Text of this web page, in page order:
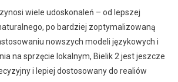
wiele udoskonaleń – od lepszej
po bardziej zoptymalizowaną
nowszych modeli językowych i
na sprzęcie lokalnym, Bielik 2 jest jeszcze
i lepiej dostosowany do realiów